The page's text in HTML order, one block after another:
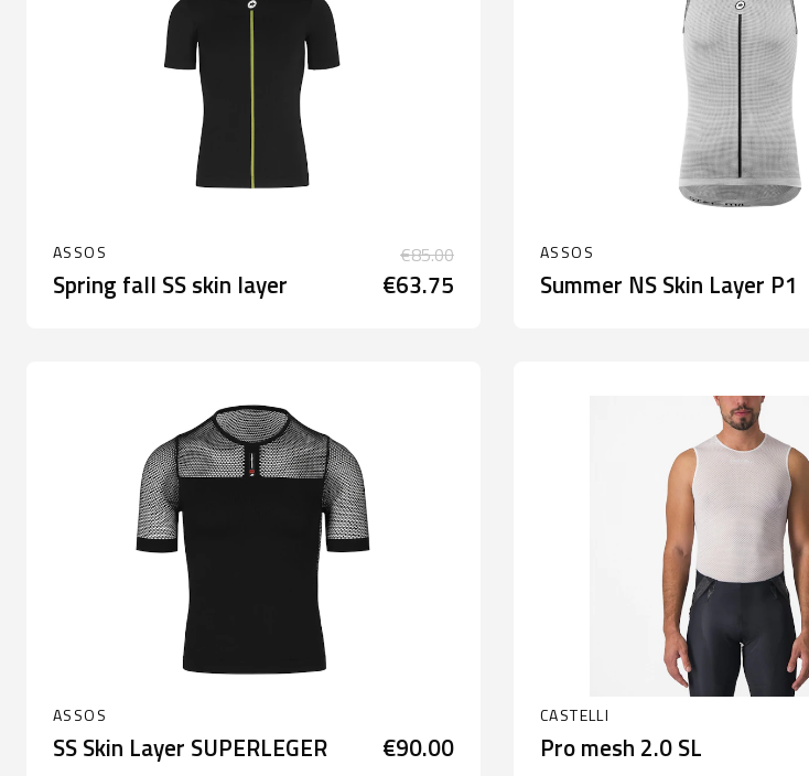
ASSOS €85.00
Spring fall SS skin layer €63.75
ASSOS
Summer NS Skin Layer P1
ASSOS
SS Skin Layer SUPERLEGER €90.00
CASTELLI
Pro mesh 2.0 SL